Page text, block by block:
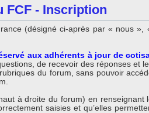
FCF - Inscription
(désigné ci-après par « nous
aux adhérents à jour de
de recevoir des réponses et
du forum, sans pouvoir
à droite du forum) en renseignant
saisies et qu’elles